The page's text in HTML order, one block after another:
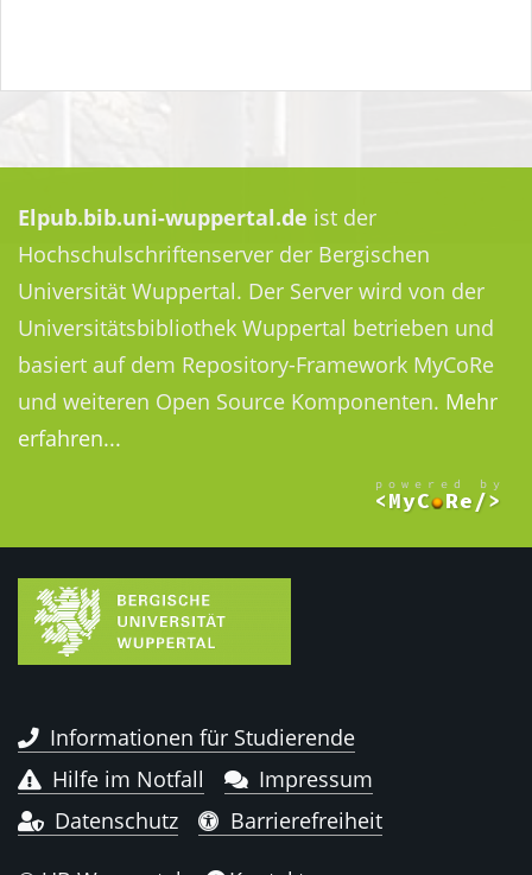
Elpub.bib.uni-wuppertal.de ist der
Hochschulschriftenserver der Bergischen
Universität Wuppertal. Der Server wird von der
Universitätsbibliothek Wuppertal betrieben und
basiert auf dem Repository-Framework MyCoRe
und weiteren Open Source Komponenten. Mehr
erfahren...
Informationen für Studierende
Hilfe im Notfall
Impressum
Datenschutz
Barrierefreiheit